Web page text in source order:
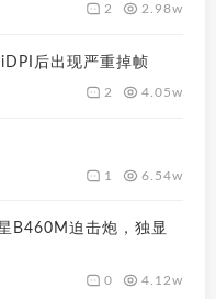
2 2.98w
后出现严重掉帧
2 4.05w
1 6.54w
B460M迫击炮，独显
0 4.12w